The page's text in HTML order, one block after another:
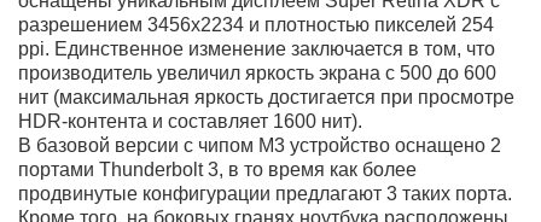
Описание Характеристики Отзывы Вопрос - Ответ